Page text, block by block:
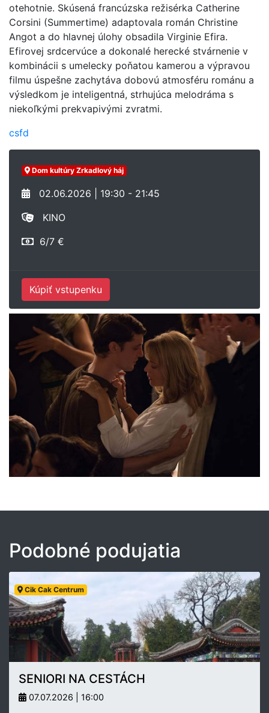
otehotnie. Skúsená francúzska režisérka Catherine
Corsini (Summertime) adaptovala román Christine
Angot a do hlavnej úlohy obsadila Virginie Efira.
Efirovej srdcervúce a dokonalé herecké stvárnenie v
kombinácii s umelecky poňatou kamerou a výpravou
filmu úspešne zachytáva dobovú atmosféru románu a
výsledkom je inteligentná, strhujúca melodráma s
niekoľkými prekvapivými zvratmi.
csfd
Dom kultúry Zrkadlový háj
02.06.2026 | 19:30 - 21:45
KINO
6/7 €
Kúpiť vstupenku
Podobné podujatia
Cik Cak Centrum
SENIORI NA CESTÁCH
07.07.2026 | 16:00